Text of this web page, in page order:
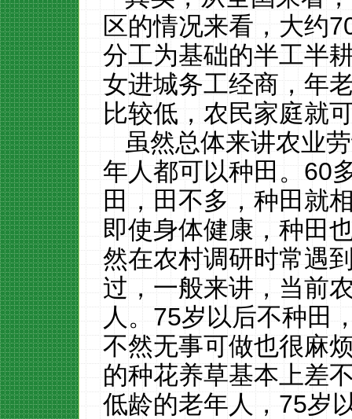
区的情况来看，大约
分工为基础的半工半
女进城务工经商，年
比较低，农民家庭就
虽然总体来讲农业
年人都可以种田。60
田，田不多，种田就
即使身体健康，种田
然在农村调研时常遇
过，一般来讲，当前
人。75岁以后不种田
不然无事可做也很麻
的种花养草基本上差
低龄的老年人，75岁